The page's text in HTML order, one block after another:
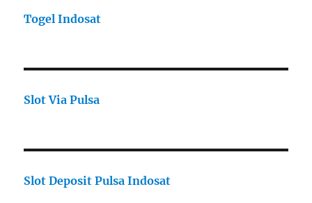
Togel Indosat
Slot Via Pulsa
Slot Deposit Pulsa Indosat